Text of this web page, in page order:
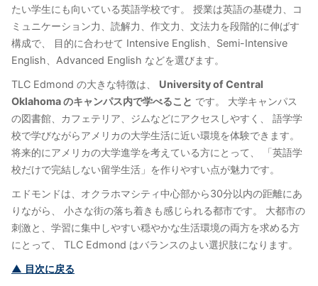
たい学生にも向いている英語学校です。 授業は英語の基礎力、コ
ミュニケーション力、読解力、作文力、文法力を段階的に伸ばす
構成で、 目的に合わせて Intensive English、Semi-Intensive
English、Advanced English などを選びます。
TLC Edmond の大きな特徴は、 University of Central
Oklahoma のキャンパス内で学べること です。 大学キャンパス
の図書館、カフェテリア、ジムなどにアクセスしやすく、 語学学
校で学びながらアメリカの大学生活に近い環境を体験できます。
将来的にアメリカの大学進学を考えている方にとって、 「英語学
校だけで完結しない留学生活」を作りやすい点が魅力です。
エドモンドは、オクラホマシティ中心部から30分以内の距離にあ
りながら、 小さな街の落ち着きも感じられる都市です。 大都市の
刺激と、学習に集中しやすい穏やかな生活環境の両方を求める方
にとって、 TLC Edmond はバランスのよい選択肢になります。
▲ 目次に戻る